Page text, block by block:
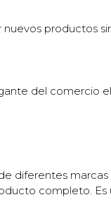
productos
del comercio
diferentes
completo.